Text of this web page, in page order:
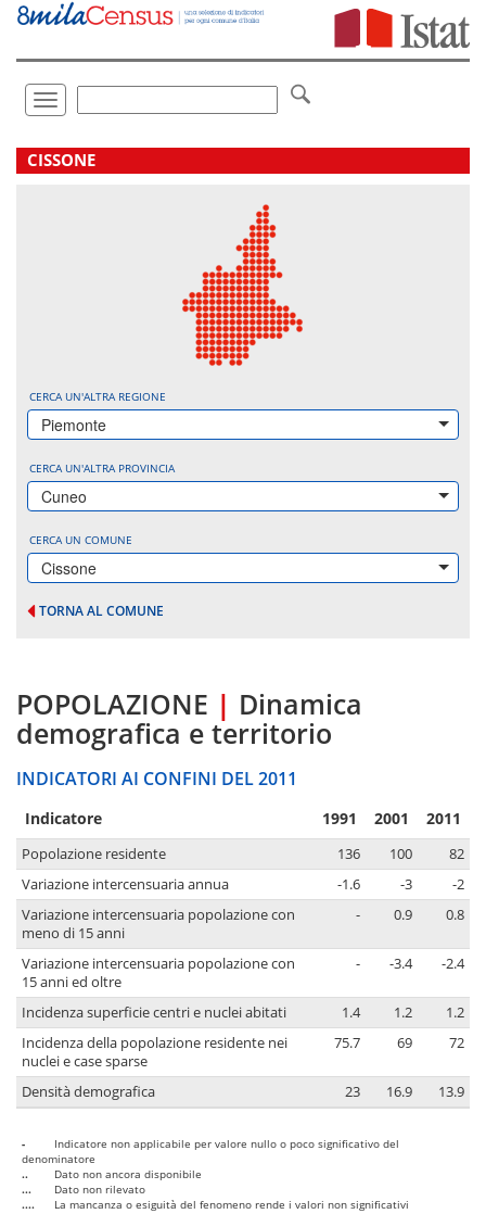
Vai
direttamente
Toggle
navigation
.
CISSONE
CERCA UN'ALTRA REGIONE
Piemonte
CERCA UN'ALTRA PROVINCIA
Cuneo
CERCA UN COMUNE
Cissone
TORNA AL COMUNE
POPOLAZIONE | Dinamica
demografica e territorio
INDICATORI AI CONFINI DEL 2011
Indicatore 1991 2001 2011
Popolazione residente 136 100
82
Variazione intercensuaria annua
-1.6 -3
-2
Variazione intercensuaria popolazione con
meno di 15 anni
- 0.9 0.8
Variazione intercensuaria popolazione con
15 anni ed oltre
- -3.4 -2.4
Incidenza superficie centri e nuclei abitati 1.4 1.2
1.2
Incidenza della popolazione residente nei
nuclei e case sparse
75.7 69 72
Densità demografica 23 16.9 13.9
-
Indicatore non applicabile per valore nullo o poco significativo del
denominatore
..
Dato non ancora disponibile
...
Dato non rilevato
....
La mancanza o esiguità del fenomeno rende i valori non significativi